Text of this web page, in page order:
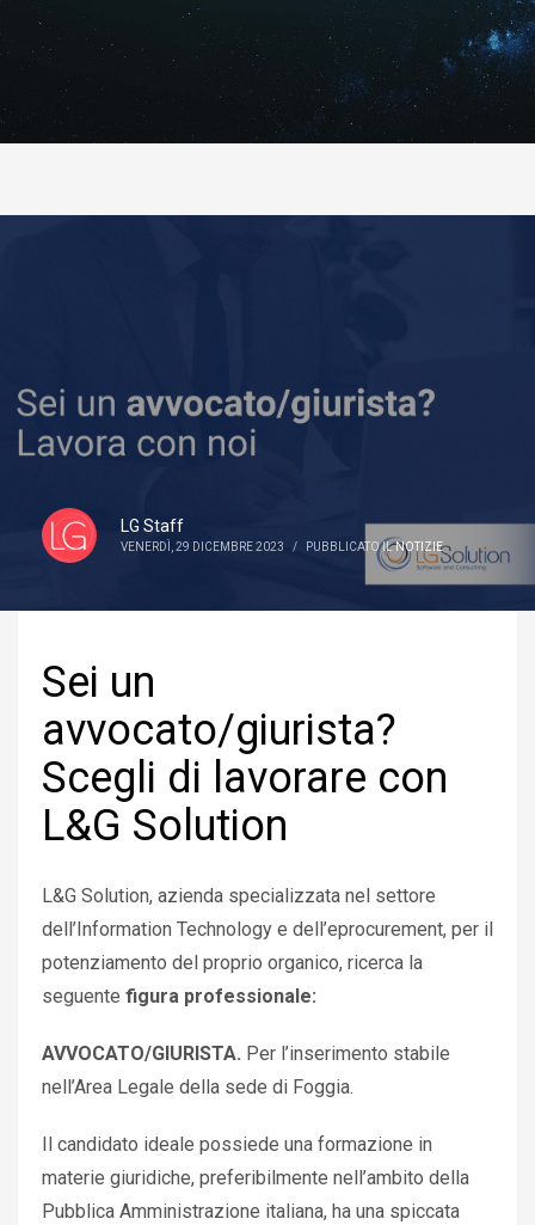
LG Staff
VENERDÌ, 29 DICEMBRE 2023 / PUBBLICATO ILNOTIZIE
Sei un
avvocato/giurista?
Scegli di lavorare con
L&G Solution
L&G Solution, azienda specializzata nel settore
dell’Information Technology e dell’eprocurement, per il
potenziamento del proprio organico, ricerca la
seguente figura professionale:
AVVOCATO/GIURISTA. Per l’inserimento stabile
nell’Area Legale della sede di Foggia.
Il candidato ideale possiede una formazione in
materie giuridiche, preferibilmente nell’ambito della
Pubblica Amministrazione italiana, ha una spiccata